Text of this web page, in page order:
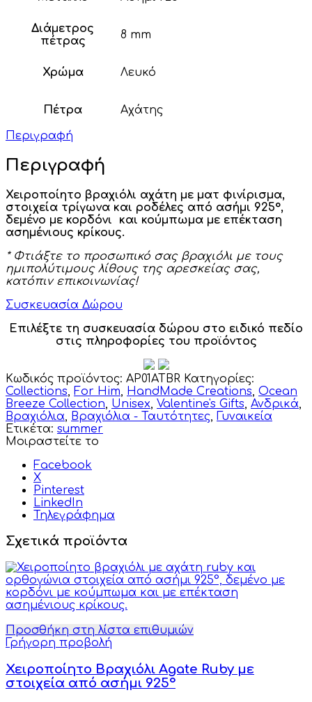
Διάμετρος
πέτρας
8 mm
Χρώμα Λευκό
Πέτρα Αχάτης
Περιγραφή
Περιγραφή
Χειροποίητο βραχιόλι αχάτη με ματ φινίρισμα,
στοιχεία τρίγωνα και ροδέλες από ασήμι 925°,
δεμένο με κορδόνι και κούμπωμα με επέκταση
ασημένιους κρίκους.
* Φτιάξτε το προσωπικό σας βραχιόλι με τους
ημιπολύτιμους λίθους της αρεσκείας σας,
κατόπιν επικοινωνίας!
Συσκευασία Δώρου
Επιλέξτε τη συσκευασία δώρου στο ειδικό πεδίο
στις πληροφορίες του προϊόντος
Κωδικός προϊόντος: AP01ATBR Κατηγορίες:
Collections
For Him HandMade Creations Ocean
Breeze Collection
Unisex Valentine's Gifts Ανδρικά
Βραχιόλια
Βραχιόλια - Ταυτότητες
Γυναικεία
Ετικέτα: summer
Μοιραστείτε το
Facebook
X
Pinterest
LinkedIn
Τηλεγράφημα
Σχετικά προϊόντα
Προσθήκη στη λίστα επιθυμιών
Γρήγορη προβολή
Χειροποίητο Βραχιόλι Agate Ruby με
στοιχεία από ασήμι 925°